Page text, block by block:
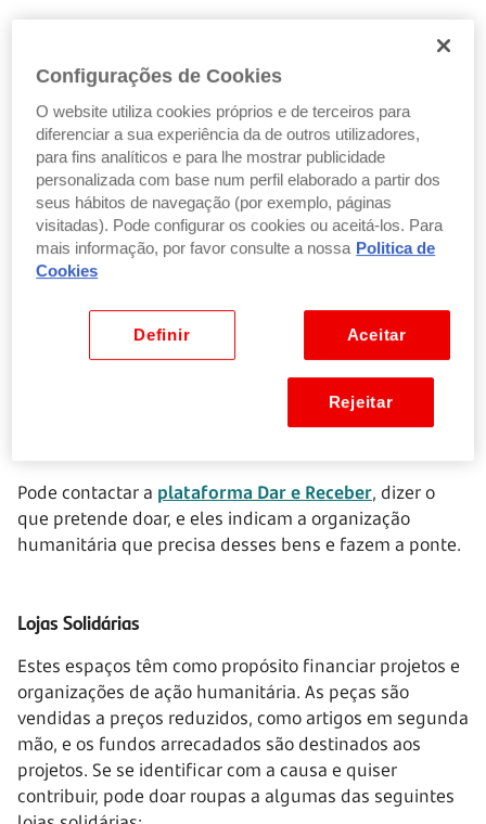
Muito conhecida por todos, a
também a possibilidade de doar roupa. As peças
recebidas são distribuídas pelas lojas sociais com o
objetivo de suprir as necessidades imediatas de
pessoas e famílias carenciadas. Pode consultar a lista
completa daslojas sociais.
Através da Cáritas Diocesana pode doar roupas usadas
Pode contactar a plataforma Dar e Receber, dizer o
que pretende doar, e eles indicam a organização
humanitária que precisa desses bens e fazem a ponte.
Lojas Solidárias
Estes espaços têm como propósito financiar projetos e
organizações de ação humanitária. As peças são
vendidas a preços reduzidos, como artigos em segunda
mão, e os fundos arrecadados são destinados aos
projetos. Se se identificar com a causa e quiser
contribuir, pode doar roupas a algumas das seguintes
Configurações de Cookies
O website utiliza cookies próprios e de terceiros para
diferenciar a sua experiência da de outros utilizadores,
para fins analíticos e para lhe mostrar publicidade
personalizada com base num perfil elaborado a partir dos
seus hábitos de navegação (por exemplo, páginas
visitadas). Pode configurar os cookies ou aceitá-los. Para
mais informação, por favor consulte a nossa Politica de
Cookies
Aceitar
Definir
Rejeitar